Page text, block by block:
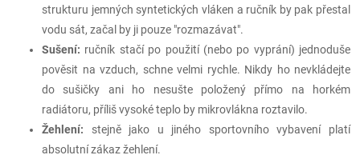
strukturu jemných syntetických vláken a ručník by pak přestal
vodu sát, začal by ji pouze "rozmazávat".
Sušení: ručník stačí po použití (nebo po vyprání) jednoduše
pověsit na vzduch, schne velmi rychle. Nikdy ho nevkládejte
do sušičky ani ho nesušte položený přímo na horkém
radiátoru, příliš vysoké teplo by mikrovlákna roztavilo.
Žehlení: stejně jako u jiného sportovního vybavení platí
absolutní zákaz žehlení.